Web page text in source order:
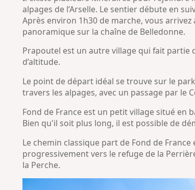
alpages de l’Arselle. Le sentier débute en
Après environ 1h30 de marche, vous
panoramique sur la chaîne de Belledonne.
Prapoutel est un autre village qui fait partie
d’altitude.
Le point de départ idéal se trouve sur le
travers les alpages, avec un passage par le
Fond de France est un petit village situé en
Bien qu'il soit plus long, il est possible de
Le chemin classique part de Fond de
progressivement vers le refuge de la
la Perche.